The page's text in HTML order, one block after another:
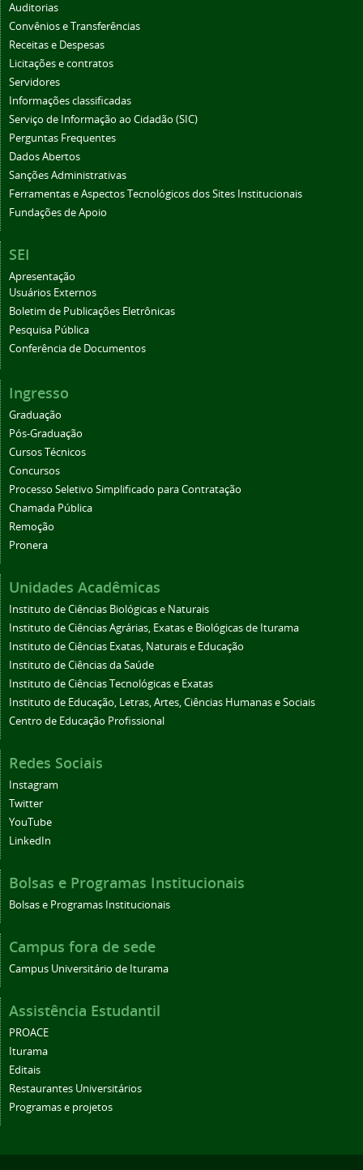
Auditorias
Convênios e Transferências
Receitas e Despesas
Licitações e contratos
Servidores
Informações classificadas
Serviço de Informação ao Cidadão (SIC)
Perguntas Frequentes
Dados Abertos
Sanções Administrativas
Ferramentas e Aspectos Tecnológicos dos Sites Institucionais
Fundações de Apoio
SEI
Apresentação
Usuários Externos
Boletim de Publicações Eletrônicas
Pesquisa Pública
Conferência de Documentos
Ingresso
Graduação
Pós-Graduação
Cursos Técnicos
Concursos
Processo Seletivo Simplificado para Contratação
Chamada Pública
Remoção
Pronera
Unidades Acadêmicas
Instituto de Ciências Biológicas e Naturais
Instituto de Ciências Agrárias, Exatas e Biológicas de Iturama
Instituto de Ciências Exatas, Naturais e Educação
Instituto de Ciências da Saúde
Instituto de Ciências Tecnológicas e Exatas
Instituto de Educação, Letras, Artes, Ciências Humanas e Sociais
Centro de Educação Profissional
Redes Sociais
Instagram
Twitter
YouTube
LinkedIn
Bolsas e Programas Institucionais
Bolsas e Programas Institucionais
Campus fora de sede
Campus Universitário de Iturama
Assistência Estudantil
PROACE
Iturama
Editais
Restaurantes Universitários
Programas e projetos